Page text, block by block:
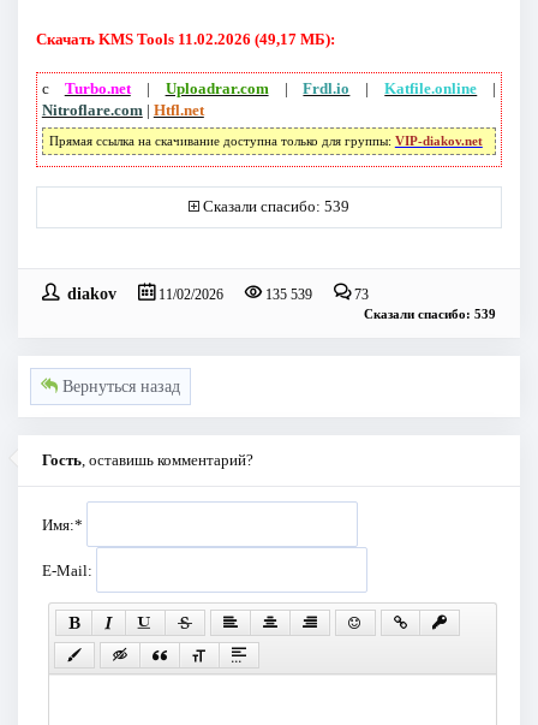
Скачать KMS Tools 11.02.2026 (49,17 МБ):
с Turbo.net| Uploadrar.com |Frdl.io |Katfile.online |
Nitroflare.com | Htfl.net
Прямая ссылка на скачивание доступна только для группы: VIP-diakov.net
Сказали спасибо: 539
diakov 11/02/2026 135 539 73
Сказали спасибо: 539
Вернуться назад
Гость , оставишь комментарий?
Имя:*
E-Mail: